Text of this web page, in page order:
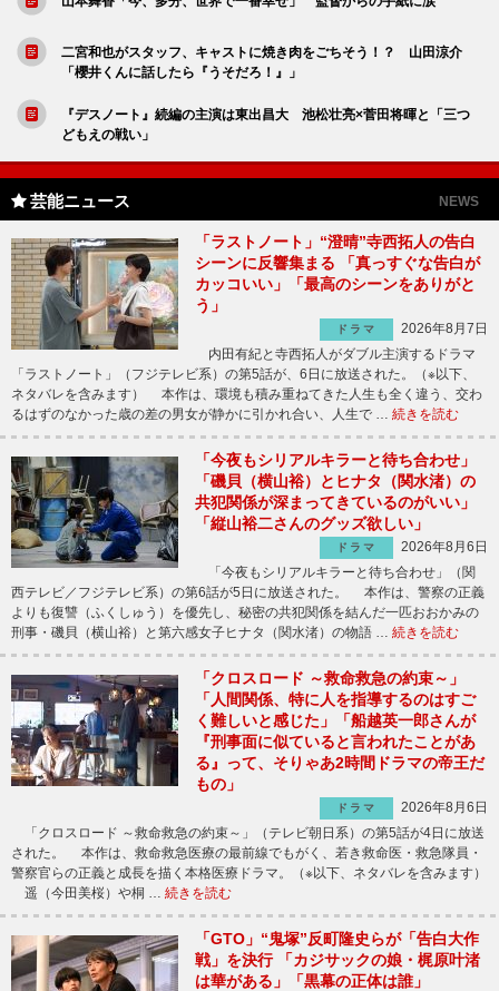
二宮和也がスタッフ、キャストに焼き肉をごちそう！？ 山田涼介
「櫻井くんに話したら『うそだろ！』」
『デスノート』続編の主演は東出昌大 池松壮亮×菅田将暉と「三つ
どもえの戦い」
芸能ニュース NEWS
「ラストノート」“澄晴”寺西拓人の告白
シーンに反響集まる 「真っすぐな告白が
カッコいい」「最高のシーンをありがと
う」
ドラマ
2026年8月7日
内田有紀と寺西拓人がダブル主演するドラマ
「ラストノート」（フジテレビ系）の第5話が、6日に放送された。（※以下、
ネタバレを含みます） 本作は、環境も積み重ねてきた人生も全く違う、交わ
るはずのなかった歳の差の男女が静かに引かれ合い、人生で … 続きを読む
「今夜もシリアルキラーと待ち合わせ」
「磯貝（横山裕）とヒナタ（関水渚）の
共犯関係が深まってきているのがいい」
「縦山裕二さんのグッズ欲しい」
ドラマ
2026年8月6日
「今夜もシリアルキラーと待ち合わせ」（関
西テレビ／フジテレビ系）の第6話が5日に放送された。 本作は、警察の正義
よりも復讐（ふくしゅう）を優先し、秘密の共犯関係を結んだ一匹おおかみの
刑事・磯貝（横山裕）と第六感女子ヒナタ（関水渚）の物語 … 続きを読む
「クロスロード ～救命救急の約束～」
「人間関係、特に人を指導するのはすご
く難しいと感じた」「船越英一郎さんが
『刑事面に似ていると言われたことがあ
る』って、そりゃあ2時間ドラマの帝王だ
もの」
ドラマ
2026年8月6日
「クロスロード ～救命救急の約束～」（テレビ朝日系）の第5話が4日に放送
された。 本作は、救命救急医療の最前線でもがく、若き救命医・救急隊員・
警察官らの正義と成長を描く本格医療ドラマ。（※以下、ネタバレを含みます）
遥（今田美桜）や桐 … 続きを読む
「GTO」“鬼塚”反町隆史らが「告白大作
戦」を決行 「カジサックの娘・梶原叶渚
は華がある」「黒幕の正体は誰」